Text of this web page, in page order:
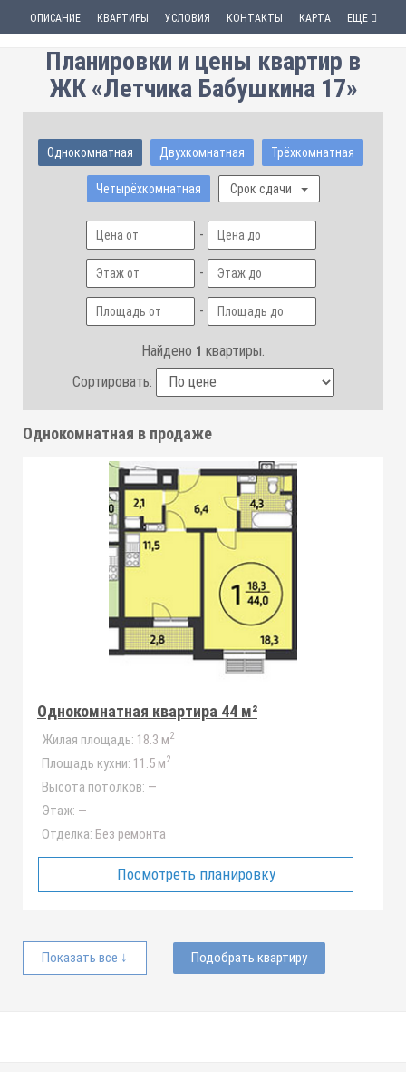
ОПИСАНИЕ КВАРТИРЫ УСЛОВИЯ КОНТАКТЫ КАРТА ЕЩЕ
Планировки и цены квартир в
ЖК «Летчика Бабушкина 17»
Однокомнатная Двухкомнатная Трёхкомнатная
Четырёхкомнатная Срок сдачи
-
-
-
Найдено 1 квартиры.
Сортировать:
Однокомнатная в продаже
Однокомнатная квартира 44 м²
Жилая площадь: 18.3 м2
Площадь кухни: 11.5 м2
Высота потолков: —
Этаж: —
Отделка: Без ремонта
Посмотреть планировку
Показать все ↓ Подобрать квартиру